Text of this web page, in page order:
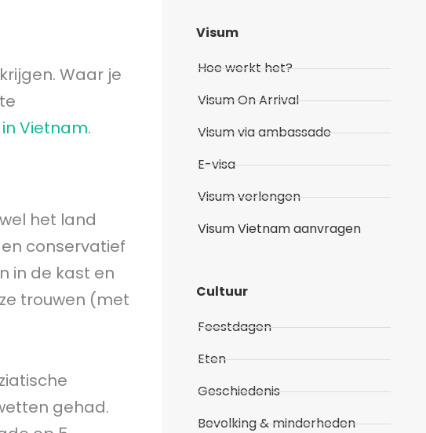
Waar je
Vietnam.
het land
conservatief
in de kast en
trouwen (met
gehad.
Visum
Hoe werkt het?
Visum On Arrival
Visum via ambassade
E-visa
Visum verlengen
Visum Vietnam aanvragen
Cultuur
Feestdagen
Eten
Geschiedenis
Bevolking & minderheden